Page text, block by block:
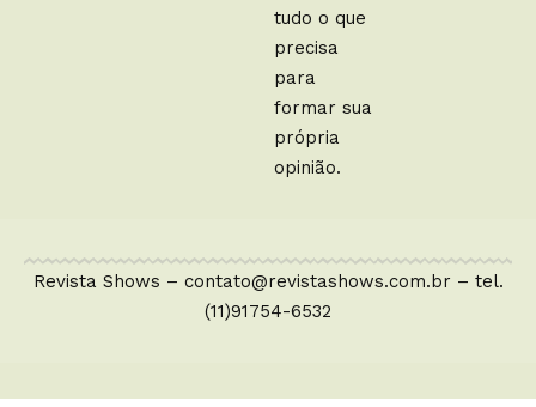
tudo o que
precisa
para
formar sua
própria
opinião.
Revista Shows – contato@revistashows.com.br – tel.
(11)91754-6532